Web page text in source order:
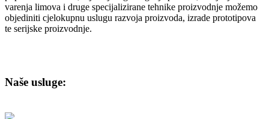
varenja limova i druge specijalizirane tehnike proizvodnje možemo
objediniti cjelokupnu uslugu razvoja proizvoda, izrade prototipova
te serijske proizvodnje.
Naše usluge: